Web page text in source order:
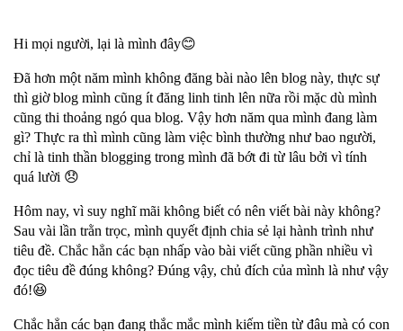
Hi mọi người, lại là mình đây😊
Đã hơn một năm mình không đăng bài nào lên blog này, thực sự
thì giờ blog mình cũng ít đăng linh tinh lên nữa rồi mặc dù mình
cũng thi thoảng ngó qua blog. Vậy hơn năm qua mình đang làm
gì? Thực ra thì mình cũng làm việc bình thường như bao người,
chỉ là tinh thần blogging trong mình đã bớt đi từ lâu bởi vì tính
quá lười 😞
Hôm nay, vì suy nghĩ mãi không biết có nên viết bài này không?
Sau vài lần trằn trọc, mình quyết định chia sẻ lại hành trình như
tiêu đề. Chắc hẳn các bạn nhấp vào bài viết cũng phần nhiều vì
đọc tiêu đề đúng không? Đúng vậy, chủ đích của mình là như vậy
đó!😆
Chắc hẳn các bạn đang thắc mắc mình kiếm tiền từ đâu mà có con